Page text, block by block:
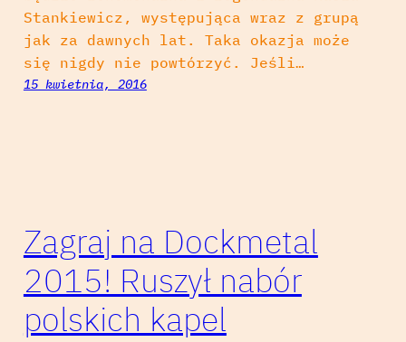
Stankiewicz, występująca wraz z grupą
jak za dawnych lat. Taka okazja może
się nigdy nie powtórzyć. Jeśli…
15 kwietnia, 2016
Zagraj na Dockmetal
2015! Ruszył nabór
polskich kapel